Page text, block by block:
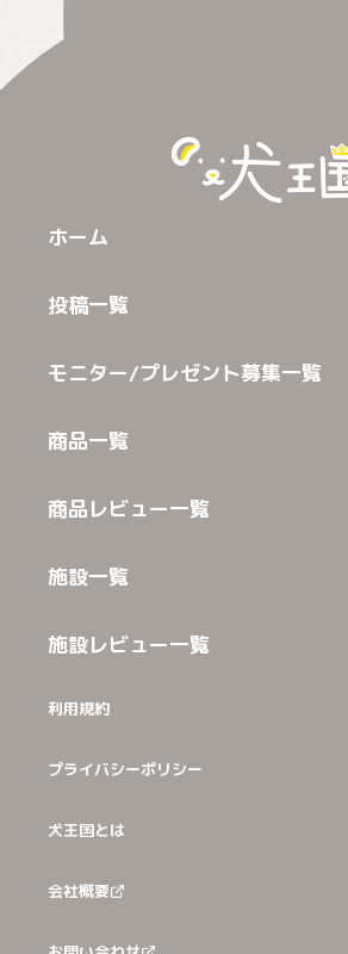
ホーム
投稿一覧
モニター/プレゼント募集一覧
商品一覧
商品レビュー一覧
施設一覧
施設レビュー一覧
利用規約
プライバシーポリシー
犬王国とは
会社概要